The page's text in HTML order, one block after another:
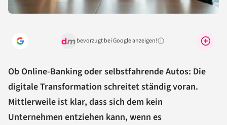
bevorzugt bei Google anzeigen!Warum lohnt sich das?
Ob Online-Banking oder selbstfahrende Autos: Die
digitale Transformation schreitet ständig voran.
Mittlerweile ist klar, dass sich dem kein
Unternehmen entziehen kann, wenn es